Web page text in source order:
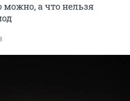
можно, а что нельзя